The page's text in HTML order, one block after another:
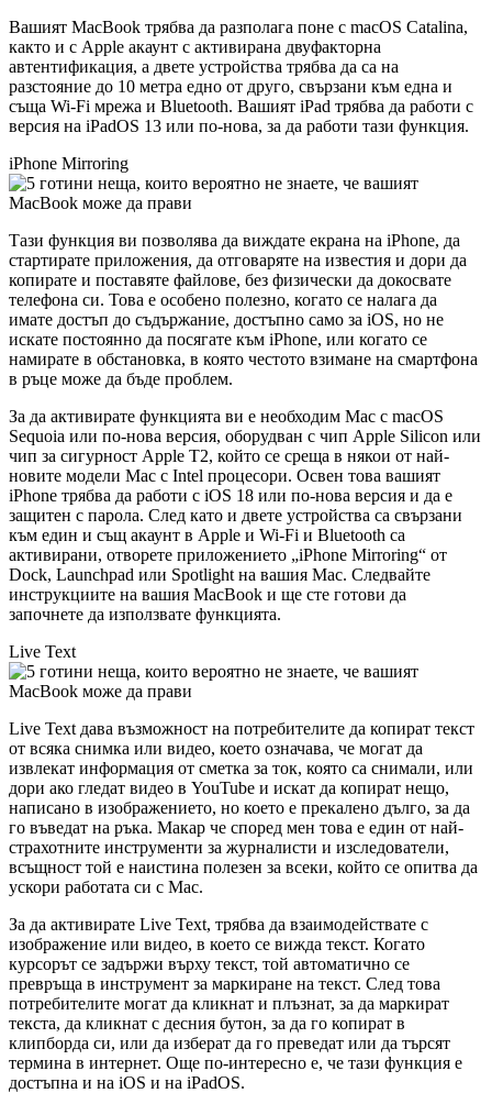
Вашият MacBook трябва да разполага поне с macOS Catalina,
както и с Apple акаунт с активирана двуфакторна
автентификация, а двете устройства трябва да са на
разстояние до 10 метра едно от друго, свързани към една и
съща Wi-Fi мрежа и Bluetooth. Вашият iPad трябва да работи с
версия на iPadOS 13 или по-нова, за да работи тази функция.
iPhone Mirroring
Тази функция ви позволява да виждате екрана на iPhone, да
стартирате приложения, да отговаряте на известия и дори да
копирате и поставяте файлове, без физически да докосвате
телефона си. Това е особено полезно, когато се налага да
имате достъп до съдържание, достъпно само за iOS, но не
искате постоянно да посягате към iPhone, или когато се
намирате в обстановка, в която честото взимане на смартфона
в ръце може да бъде проблем.
За да активирате функцията ви е необходим Mac с macOS
Sequoia или по-нова версия, оборудван с чип Apple Silicon или
чип за сигурност Apple T2, който се среща в някои от най-
новите модели Mac с Intel процесори. Освен това вашият
iPhone трябва да работи с iOS 18 или по-нова версия и да е
защитен с парола. След като и двете устройства са свързани
към един и същ акаунт в Apple и Wi-Fi и Bluetooth са
активирани, отворете приложението „iPhone Mirroring“ от
Dock, Launchpad или Spotlight на вашия Mac. Следвайте
инструкциите на вашия MacBook и ще сте готови да
започнете да използвате функцията.
Live Text
Live Text дава възможност на потребителите да копират текст
от всяка снимка или видео, което означава, че могат да
извлекат информация от сметка за ток, която са снимали, или
дори ако гледат видео в YouTube и искат да копират нещо,
написано в изображението, но което е прекалено дълго, за да
го въведат на ръка. Макар че според мен това е един от най-
страхотните инструменти за журналисти и изследователи,
всъщност той е наистина полезен за всеки, който се опитва да
ускори работата си с Mac.
За да активирате Live Text, трябва да взаимодействате с
изображение или видео, в което се вижда текст. Когато
курсорът се задържи върху текст, той автоматично се
превръща в инструмент за маркиране на текст. След това
потребителите могат да кликнат и плъзнат, за да маркират
текста, да кликнат с десния бутон, за да го копират в
клипборда си, или да изберат да го преведат или да търсят
термина в интернет. Още по-интересно е, че тази функция е
достъпна и на iOS и на iPadOS.